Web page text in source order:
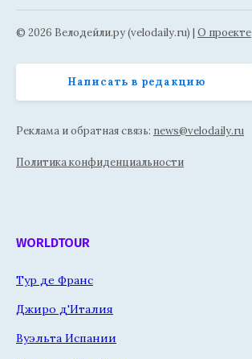
© 2026 Велодейли.ру (velodaily.ru) | О проекте
Написать в редакцию
Реклама и обратная связь: news@velodaily.ru
Политика конфиденциальности
WORLDTOUR
Тур де Франс
Джиро д'Италия
Вуэльта Испании